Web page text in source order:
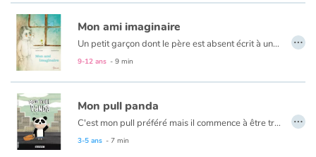
Apprendre les langues
Dyslexie, troubles de la lecture
Nos listes de lecture
Les plus lus
Coups de coeur
Mon ami imaginaire
Un petit garçon dont le père est absent écrit à un ami imaginaire. Celui-ci lui répond. D’échange de correspondance en confidences mutuelles, émotions et pensées se tissent autour d’un lien de réciprocité fort. Une histoire sensible, touchante, à hauteur d’enfant, où les petits détails de la vie quotidienne côtoient de grandes questions. La finesse des illustrations de Sandrine Kao laisse affleurer à chaque page l’émotion contenue par les personnages dans leurs lettres.
9-12 ans - 9 min
…
Mon pull panda
C'est mon pull préféré mais il commence à être trop petit. Maman m'a proposé de le donner. Les vêtements porte-bonheur il faut les partager. Et puis un matin, j'ai vu un panda et sous la capuche, j'ai vu une fille.
3-5 ans - 7 min
…